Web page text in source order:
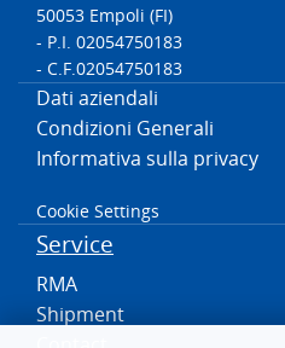
50053 Empoli (FI)
- P.I. 02054750183
- C.F.02054750183
Dati aziendali
Condizioni Generali
Informativa sulla privacy
Cookie Settings
Service
RMA
Shipment